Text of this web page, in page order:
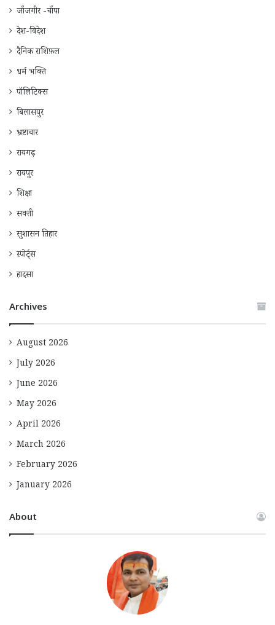
जाँजगीर -चाँपा
देश-विदेश
दैनिक राशिफ़ल
धर्म भक्ति
पॉलिटिक्स
बिलासपुर
भ्रष्टाचार
रायगढ़
रायपुर
शिक्षा
सक्ती
सुशासन तिहार
स्पोर्ट्स
हादसा
Archives
August 2026
July 2026
June 2026
May 2026
April 2026
March 2026
February 2026
January 2026
About